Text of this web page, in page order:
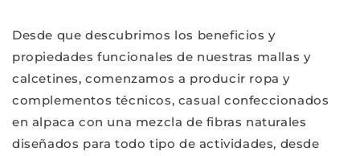
Desde que descubrimos los beneficios y
propiedades funcionales de nuestras mallas y
calcetines, comenzamos a producir ropa y
complementos técnicos, casual confeccionados
en alpaca con una mezcla de fibras naturales
diseñados para todo tipo de actividades, desde